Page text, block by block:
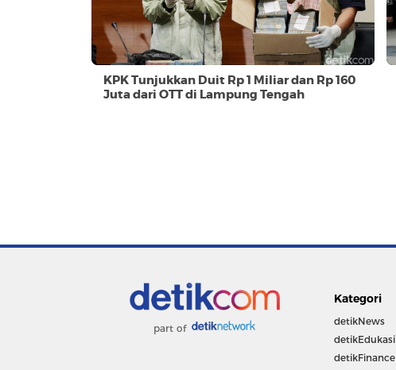
KPK Tunjukkan Duit Rp 1 Miliar dan Rp 160
Juta dari OTT di Lampung Tengah
part of
Kategori
detikNews
detikEdukasi
detikFinance